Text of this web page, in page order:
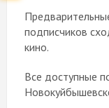
подписчиков
кино.
Все доступные